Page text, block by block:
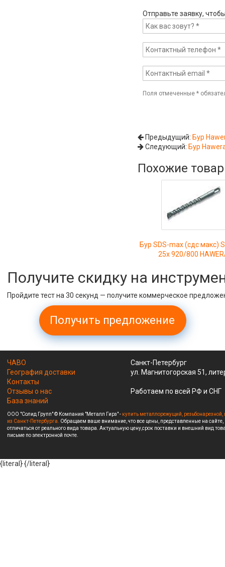
Отправьте заявку,
Поля отмеченные*
Предыдущий: Бур
Следующий: Бур
Похожие
Бур SDS-max (сдс макс)
25х 920/800
Получите скидку на
Пройдите тест на 30 секунд — получите коммерческое
Получить предложение
ЧАВО
География доставки
Контакты
Отзывы о нас
База знаний
Санкт-Петербург
ул. Магнитогорская 51,
Работаем по всей РФ и СНГ
ООО "Солид Групп" © Компания "Металл Гирз" - купить металлорежущий,
из Санкт-Петербурга. Обращаем ваше внимание, что все цены, представленные на
отличаться от реального вида товара. Актуальную цену,срок поставки и внешний вид
письме по электронной почте.
{literal}{/literal}